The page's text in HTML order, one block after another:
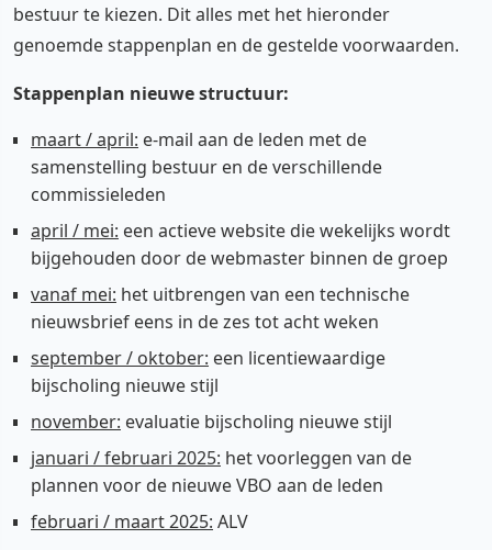
bestuur te kiezen. Dit alles met het hieronder
genoemde stappenplan en de gestelde voorwaarden.
Stappenplan nieuwe structuur:
maart / april: e-mail aan de leden met de
samenstelling bestuur en de verschillende
commissieleden
april / mei: een actieve website die wekelijks wordt
bijgehouden door de webmaster binnen de groep
vanaf mei: het uitbrengen van een technische
nieuwsbrief eens in de zes tot acht weken
september / oktober: een licentiewaardige
bijscholing nieuwe stijl
november: evaluatie bijscholing nieuwe stijl
januari / februari 2025: het voorleggen van de
plannen voor de nieuwe VBO aan de leden
februari / maart 2025: ALV